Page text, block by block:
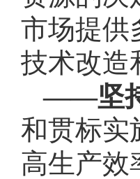
市场提供
技术改造
——坚
和贯标实
高生产效